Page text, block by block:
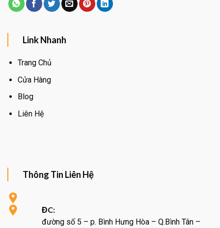
Link Nhanh
Trang Chủ
Cửa Hàng
Blog
Liên Hệ
Thông Tin Liên Hệ
ĐC:
đường số 5 – p. Bình Hưng Hòa – Q.Bình Tân –